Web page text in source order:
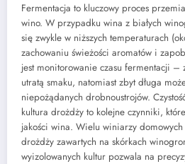
Fermentacja to kluczowy proces
wino. W przypadku wina z białych
się zwykle w niższych temperaturach
zachowaniu świeżości aromatów i
jest monitorowanie czasu fermentacji –
utratą smaku, natomiast zbyt długa
niepożądanych drobnoustrojów.
kultura drożdży to kolejne czynniki,
jakości wina. Wielu winiarzy domowych
drożdży zawartych na skórkach
wyizolowanych kultur pozwala na